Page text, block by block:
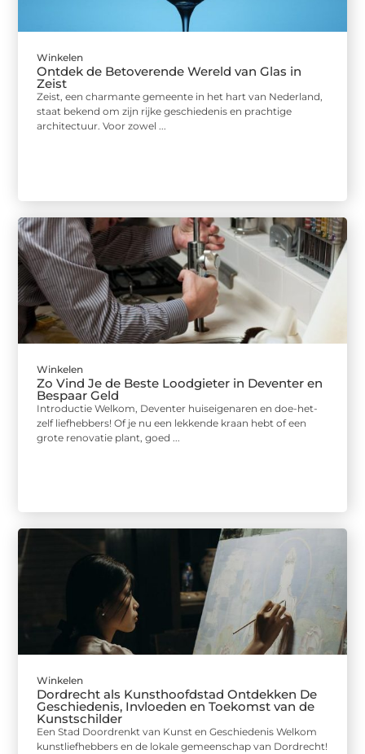
Winkelen
Ontdek de Betoverende Wereld van Glas in
Zeist
Zeist, een charmante gemeente in het hart van Nederland,
staat bekend om zijn rijke geschiedenis en prachtige
architectuur. Voor zowel ...
Winkelen
Zo Vind Je de Beste Loodgieter in Deventer en
Bespaar Geld
Introductie Welkom, Deventer huiseigenaren en doe-het-
zelf liefhebbers! Of je nu een lekkende kraan hebt of een
grote renovatie plant, goed ...
Winkelen
Dordrecht als Kunsthoofdstad Ontdekken De
Geschiedenis, Invloeden en Toekomst van de
Kunstschilder
Een Stad Doordrenkt van Kunst en Geschiedenis Welkom
kunstliefhebbers en de lokale gemeenschap van Dordrecht!